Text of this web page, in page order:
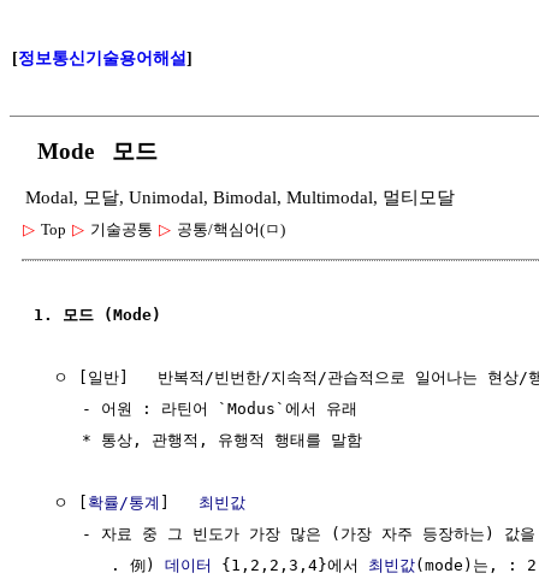
[정보통신기술용어해설]
Mode 모드
Modal, 모달, Unimodal, Bimodal, Multimodal, 멀티모달
▷ Top ▷ 기술공통 ▷ 공통/핵심어(ㅁ)
1. 모드 (Mode)
ㅇ [일반]   반복적/빈번한/지속적/관습적으로 일어나는 현상/
     - 어원 : 라틴어 `Modus`에서 유래
     * 통상, 관행적, 유행적 행태를 말함
  ㅇ [
확률/통계 ] 최빈값
- 자료 중 그 빈도가 가장 많은 (가장 자주 등장하는) 값
        . 例)
데이터 {1,2,2,3,4}에서 최빈값(mode)는, : 2